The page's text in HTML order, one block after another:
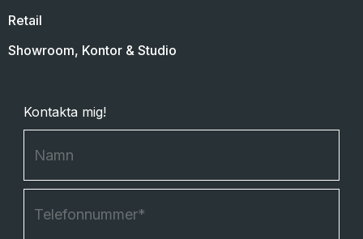
Retail
Showroom, Kontor & Studio
Kontakta mig!